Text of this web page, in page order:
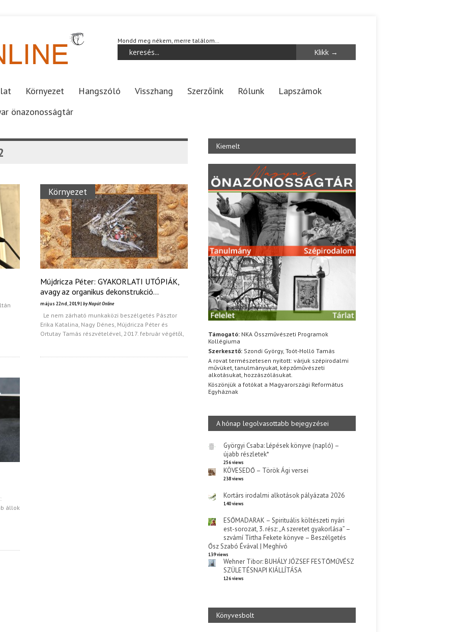
Mondd meg nékem, merre találom…
Környezet Hangszóló Visszhang Szerzőink Rólunk
Lapszámok
önazonosságtár
Környezet
Mújdricza Péter: GYAKORLATI UTÓPIÁK,
avagy az organikus dekonstrukció…
május 22nd, 2019 | by Napút Online
Le nem zárható munkaközi beszélgetés Pásztor
Erika Katalina, Nagy Dénes, Mújdricza Péter és
Ortutay Tamás részvételével, 2017. február végétől,
állok
Kiemelt
Támogató: NKA Összművészeti Programok
Kollégiuma
Szerkesztő: Szondi György, Toót-Holló Tamás
A rovat természetesen nyitott: várjuk szépirodalmi
művüket, tanulmányukat, képzőművészeti
alkotásukat, hozzászólásukat.
Köszönjük a fotókat a Magyarországi Református
Egyháznak
A hónap legolvasottabb bejegyzései
Györgyi Csaba: Lépések könyve (napló) –
újabb részletek*
256 views
KÖVESEDŐ – Török Ági versei
238 views
Kortárs irodalmi alkotások pályázata 2026
140 views
ESŐMADARAK – Spirituális költészeti nyári
est-sorozat, 3. rész: „A szeretet gyakorlása” –
szvámí Tírtha Fekete könyve – Beszélgetés
Ősz Szabó Évával | Meghívó
139 views
Wehner Tibor: BUHÁLY JÓZSEF FESTŐMŰVÉSZ
SZÜLETÉSNAPI KIÁLLÍTÁSA
126 views
Könyvesbolt